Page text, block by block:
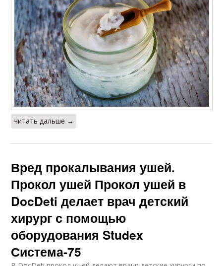
Читать дальше →
Вред прокалывания ушей.
Прокол ушей Прокол ушей в
DocDeti делает врач детский
хирург с помощью
оборудования Studex
Система-75